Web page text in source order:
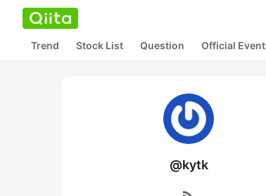
Trend Stock List Question Official Event
@kytk